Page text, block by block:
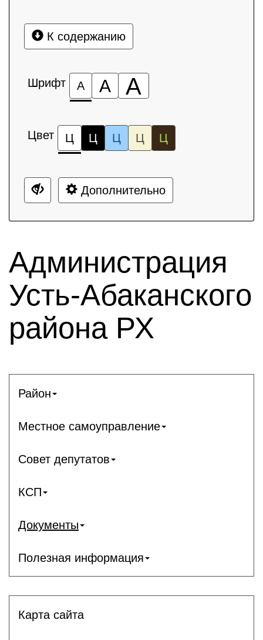
К содержанию
Шрифт А А А
Цвет Ц Ц Ц Ц Ц
Дополнительно
Администрация
Усть-Абаканского
района РХ
Район
Местное самоуправление
Совет депутатов
КСП
Документы
Полезная информация
Карта сайта